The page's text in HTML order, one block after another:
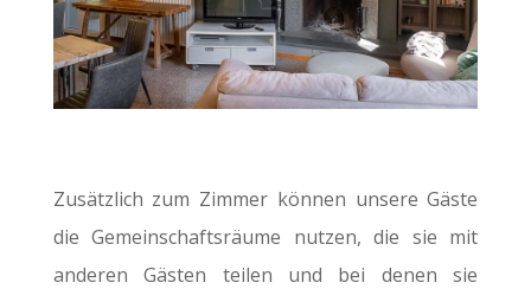
Zusätzlich zum Zimmer können unsere Gäste
die Gemeinschaftsräume nutzen, die sie mit
anderen Gästen teilen und bei denen sie